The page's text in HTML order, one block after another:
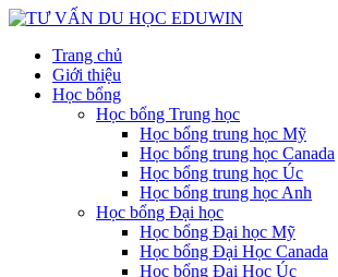
Trang chủ
Giới thiệu
Học bổng
Học bổng Trung học
Học bổng trung học Mỹ
Học bổng trung học Canada
Học bổng trung học Úc
Học bổng trung học Anh
Học bổng Đại học
Học bổng Đại học Mỹ
Học bổng Đại Học Canada
Học bổng Đại Học Úc